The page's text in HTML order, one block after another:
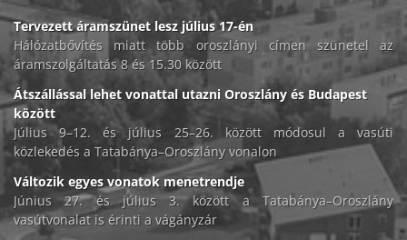
Tervezett áramszünet lesz július 17-én
Hálózatbővítés miatt több oroszlányi címen szünetel az
áramszolgáltatás 8 és 15.30 között
Átszállással lehet vonattal utazni Oroszlány és Budapest
között
Július 9–12. és július 25–26. között módosul a vasúti
közlekedés a Tatabánya–Oroszlány vonalon
Változik egyes vonatok menetrendje
Június 27. és július 3. között a Tatabánya–Oroszlány
vasútvonalat is érinti a vágányzár